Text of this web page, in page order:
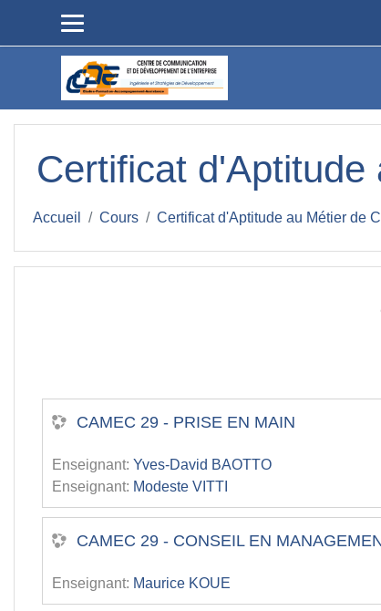
Certificat
Accueil Cours Certificat d'Aptitude au Métier de
CAMEC 29 - PRISE EN MAIN
Enseignant: Yves-David BAOTTO
Enseignant: Modeste VITTI
CAMEC 29 - CONSEIL EN
Enseignant: Maurice KOUE